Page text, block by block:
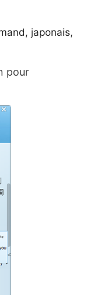
japonais,
pour